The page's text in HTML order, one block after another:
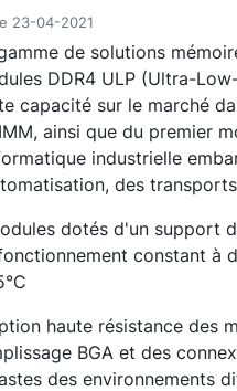
23-04-2021
de solutions
DDR4 ULP (Ultra-
capacité sur le marché
ainsi que du premier
industrielle
des
dotés d'un support
constant à
haute résistance des
BGA et des
des environnements